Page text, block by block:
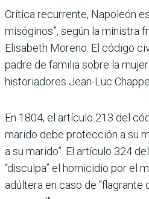
Crítica recurrente, Napoleón
misóginos”, según la ministra
Elisabeth Moreno. El código
padre de familia sobre la
historiadores Jean-Luc
En 1804, el artículo 213 del
marido debe protección a su
a su marido”. El artículo 324
“disculpa” el homicidio por el
adúltera en caso de “flagrante